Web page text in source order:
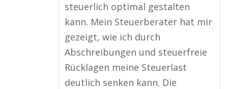
steuerlich optimal gestalten
kann. Mein Steuerberater hat mir
gezeigt, wie ich durch
Abschreibungen und steuerfreie
Rücklagen meine Steuerlast
deutlich senken kann. Die